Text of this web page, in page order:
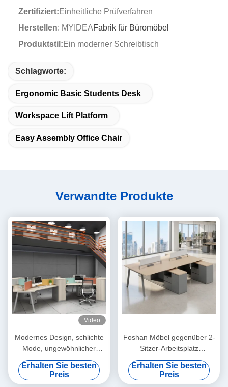
Zertifiziert:Einheitliche Prüfverfahren
Herstellen: MYIDEAFabrik für Büromöbel
Produktstil:Ein moderner Schreibtisch
Schlagworte:
Ergonomic Basic Students Desk
Workspace Lift Platform
Easy Assembly Office Chair
Verwandte Produkte
Video
Modernes Design, schlichte
Mode, ungewöhnlicher
Schreibtisch
Erhalten Sie besten
Preis
Foshan Möbel gegenüber 2-
Sitzer-Arbeitsplatz
Abbildung-8 Metallbeine,
vorinstallierte Steckdose,
langlebiger Schreibtisch für
Erhalten Sie besten
Preis